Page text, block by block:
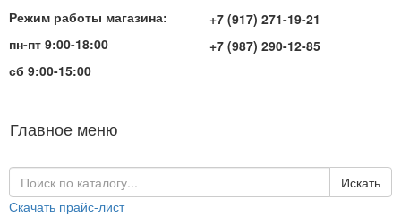
Режим работы магазина:
пн-пт 9:00-18:00
сб 9:00-15:00
+7 (917) 271-19-21
+7 (987) 290-12-85
Главное меню
Искать
Скачать прайс-лист